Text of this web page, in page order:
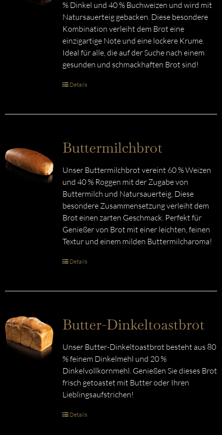
% Dinkel und 40 % Buchweizen und wird mit
Natursauerteig gebacken. Diese besondere
Kombination verleiht dem Brot eine
einzigartige Note und eine lockere Krume.
Ideal für alle, die auf der Suche nach einem
gesunden und schmackhaften Brot sind!
Details
Buttermilchbrot
Unser Buttermilchbrot vereint 60 % Weizen
und 40 % Roggen mit der Zugabe von
Buttermilch und Natursauerteig. Diese
besondere Zusammensetzung verleiht dem
Brot einen zarten Geschmack. Perfekt für
Genießer von Brot mit einer leichten, feinen
Textur und einem milden Buttermilcharoma!
Details
Butter-Dinkeltoastbrot
Unser Butter-Dinkeltoastbrot besteht aus 80
% feinem Dinkelmehl und 20 %
Dinkelvollkornmehl. Genießen Sie dieses Brot
frisch getoastet mit Butter oder Ihren
Lieblingsaufstrichen!
Details